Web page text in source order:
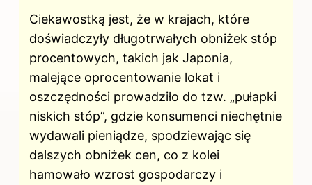
Ciekawostką jest, że w krajach, które
doświadczyły długotrwałych obniżek stóp
procentowych, takich jak Japonia,
malejące oprocentowanie lokat i
oszczędności prowadziło do tzw. „pułapki
niskich stóp”, gdzie konsumenci niechętnie
wydawali pieniądze, spodziewając się
dalszych obniżek cen, co z kolei
hamowało wzrost gospodarczy i